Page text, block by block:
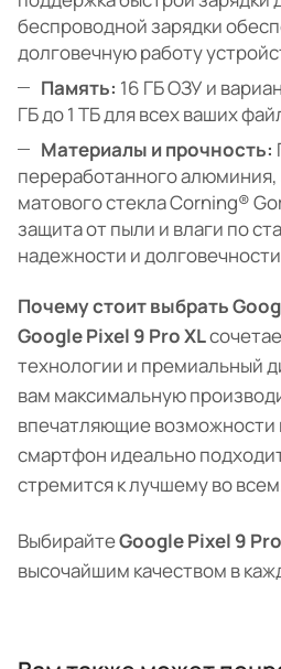
беспроводной зарядки
долговечную работу
Память: 16 ГБ ОЗУ и
ГБ до 1 ТБ для всех ваших
Материалы и прочность:
переработанного алюминия,
матового стекла Corning®
защита от пыли и влаги по
надежности и
Почему стоит выбрать
Google Pixel 9 Pro XL
технологии и премиальный
вам максимальную
впечатляющие возможности
смартфон идеально
стремится к лучшему во
ВыбирайтеGoogle Pixel 9
высочайшим качеством в